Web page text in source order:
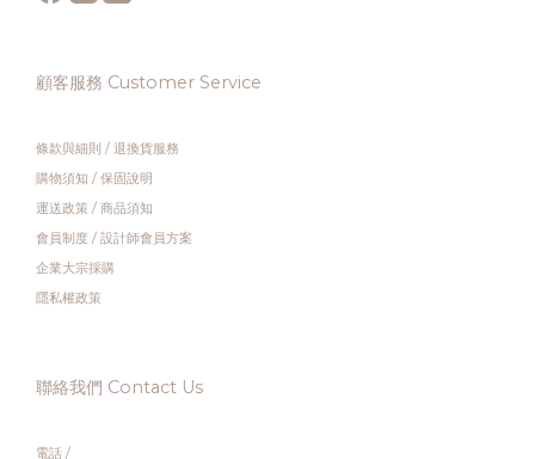
顧客服務 Customer Service
條款與細則 / 退換貨服務
購物須知 / 保固說明
運送政策 / 商品須知
會員制度 / 設計師會員方案
企業大宗採購
隱私權政策
聯絡我們 Contact Us
電話 /